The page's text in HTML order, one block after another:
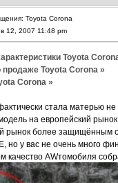
Toyota Corona
12, 2007 11:48 pm
Toyota
Toyota Corona »
Corona »
стала матерью
на европейский
рынок более защищённым
но у вас не очень много
качество AWтомобиля